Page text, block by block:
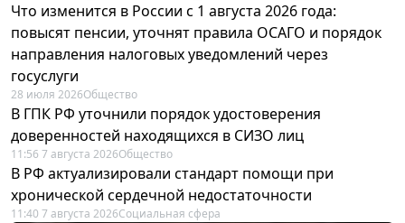
Что изменится в России с 1 августа 2026 года:
повысят пенсии, уточнят правила ОСАГО и порядок
направления налоговых уведомлений через
госуслуги
28 июля 2026Общество
В ГПК РФ уточнили порядок удостоверения
доверенностей находящихся в СИЗО лиц
11:56 7 августа 2026Общество
В РФ актуализировали стандарт помощи при
хронической сердечной недостаточности
11:40 7 августа 2026Социальная сфера